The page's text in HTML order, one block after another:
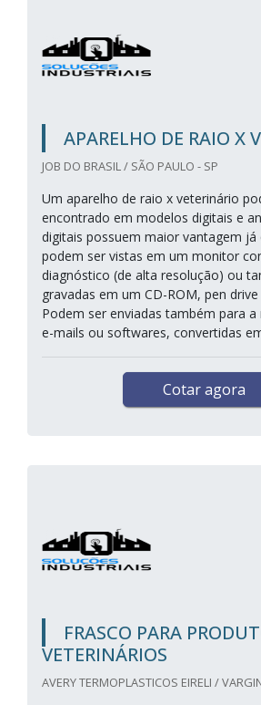
APARELHO DE RAIO X
JOB DO BRASIL / SÃO PAULO - SP
Um aparelho de raio x veterinário
encontrado em modelos digitais e
digitais possuem maior vantagem já
podem ser vistas em um monitor
diagnóstico (de alta resolução) ou
gravadas em um CD-ROM, pen
Podem ser enviadas também para
e-mails ou softwares, convertidas
Cotar agora
FRASCO PARA
VETERINÁRIOS
AVERY TERMOPLASTICOS EIRELI /